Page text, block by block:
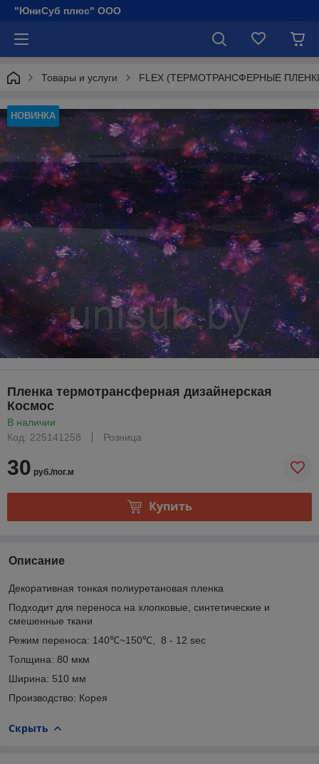
"ЮниСуб плюс" ООО
Товары и услуги FLEX (ТЕРМОТРАНСФЕРНЫЕ
НОВИНКА
Пленка термотрансферная дизайнерская
Космос
В наличии
Код: 225141258
Розница
30 руб./пог.м
Купить
Описание
Декоративная тонкая полиуретановая пленка
Подходит для переноса на хлопковые, синтетические и
смешенные ткани
Режим переноса: 140℃~150℃, 8 - 12 sec
Толщина: 80 мкм
Ширина: 510 мм
Производство: Корея
Скрыть